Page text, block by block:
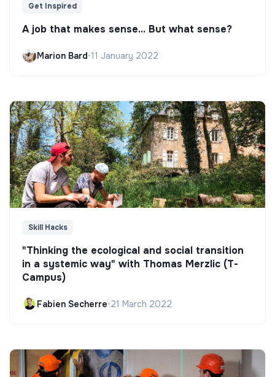
Get Inspired
A job that makes sense... But what sense?
Marion Bard•11 January 2022
Skill Hacks
"Thinking the ecological and social transition
in a systemic way" with Thomas Merzlic (T-
Campus)
Fabien Secherre•21 March 2022